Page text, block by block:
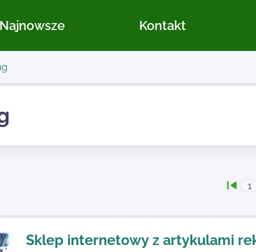
Najnowsze Kontakt
1
Sklep internetowy z artykulami